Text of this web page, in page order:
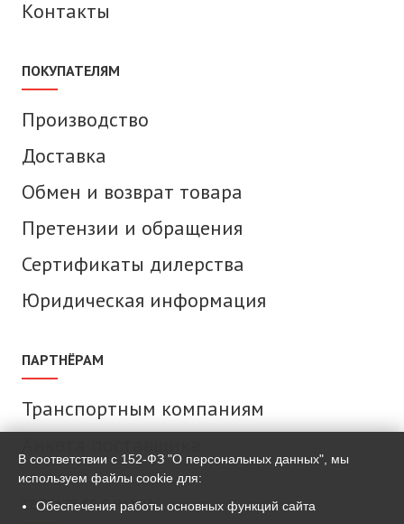
Контакты
ПОКУПАТЕЛЯМ
Производство
Доставка
Обмен и возврат товара
Претензии и обращения
Сертификаты дилерства
Юридическая информация
ПАРТНЁРАМ
Транспортным компаниям
СВЯЗАТЬСЯ С НАМИ
В соответствии с 152-ФЗ "О персональных данных", мы
используем файлы cookie для:
Обеспечения работы основных функций сайта